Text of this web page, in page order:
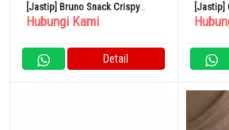
[Jastip] Bruno Snack Crispy
Brownie 60g x 12 Tas
Hubungi Kami
Detail
[Jastip]
Japan